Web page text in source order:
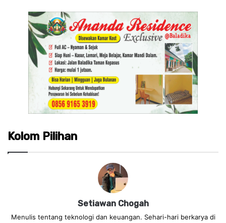
Kolom Pilihan
Setiawan Chogah
Menulis tentang teknologi dan keuangan. Sehari-hari berkarya di